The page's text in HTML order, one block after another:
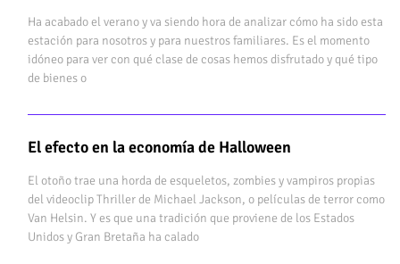
Ha acabado el verano y va siendo hora de analizar cómo ha sido esta
estación para nosotros y para nuestros familiares. Es el momento
idóneo para ver con qué clase de cosas hemos disfrutado y qué tipo
de bienes o
El efecto en la economía de Halloween
El otoño trae una horda de esqueletos, zombies y vampiros propias
del videoclip Thriller de Michael Jackson, o películas de terror como
Van Helsin. Y es que una tradición que proviene de los Estados
Unidos y Gran Bretaña ha calado